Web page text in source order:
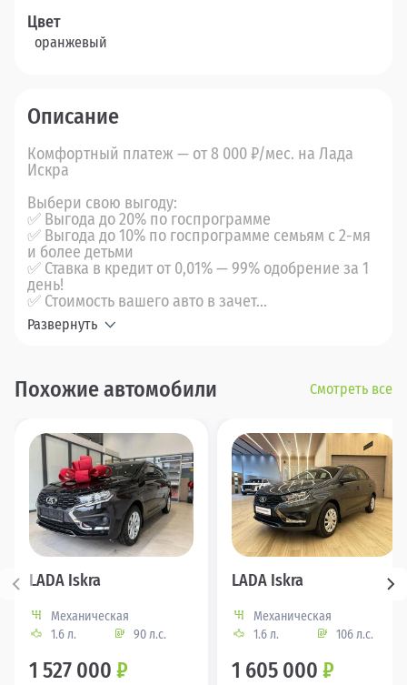
Цвет
оранжевый
Описание
Комфортный платеж — от 8 000 ₽/мес. на Лада
Искра
Выбери свою выгоду:
✅ Выгода до 20% по госпрограмме
✅ Выгода до 10% по госпрограмме семьям с 2-мя
и более детьми
✅ Ставка в кредит от 0,01% — 99% одобрение за 1
день!
✅ Стоимость вашего авто в зачет...
Развернуть
Похожие автомобили Смотреть все
LADA Iskra
Механическая
1.6 л.
90 л.с.
1 527 000 ₽
LADA Iskra
Механическая
1.6 л.
106 л.с.
1 605 000 ₽